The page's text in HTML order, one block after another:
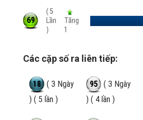
69
( 5
Lần
)
Tăng
1
Các cặp số ra liên tiếp:
18 ( 3 Ngày
) ( 5 lần )
95 ( 3 Ngày
) ( 4 lần )